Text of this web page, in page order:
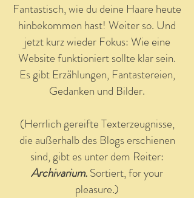
Fantastisch, wie du deine Haare heute
hinbekommen hast! Weiter so. Und
jetzt kurz wieder Fokus: Wie eine
Website funktioniert sollte klar sein.
Es gibt Erzählungen, Fantastereien,
Gedanken und Bilder.
(Herrlich gereifte Texterzeugnisse,
die außerhalb des Blogs erschienen
sind, gibt es unter dem Reiter:
Archivarium.Sortiert, for your
pleasure.)